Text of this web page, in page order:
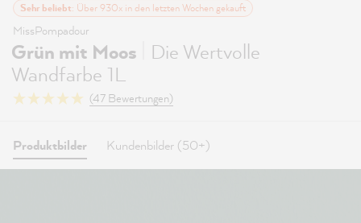
Sehr beliebt: Über 930x in den letzten Wochen gekauft
MissPompadour
Grün mit Moos
Die Wertvolle
Wandfarbe 1L
(47 Bewertungen)
Produktbilder Kundenbilder (50+)